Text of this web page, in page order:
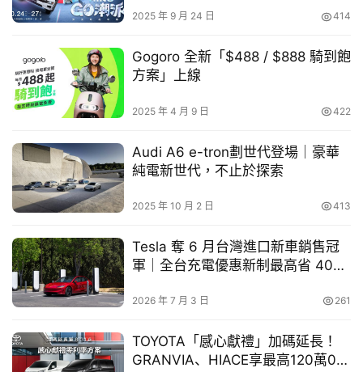
車
忙
跨
玩
C
A
R
5成。
工具，抵達中南部後，以共享車或門市租車，銜接「最後一
哩路」返家或進行深度旅遊，這種「長途大眾運輸、短途自
駕」的組合，反映出民眾出行策略的改變。無論何種用車情
車型、多元租還方案的優勢，能符合民眾在春節期間各種舒
適移動的需求。
另外，今年春節期間「機場接送」服務預約需求亦有驚人成
長。「和運租車」專車接送在春節期間預約數，較去年同期
大幅增長4成。其中，桃園國際機場的接送需求，仍占整體
預約的9成，預約車型則以適合家庭與團體出遊的廂型車為
主。這顯示在長達 9 天的連假中，國人出國旅遊熱度不
減，對高品質、大空間的專業接送服務依賴度持續提升。
2025 年 9 月 24 日 414
Gogoro 全新「$488 / $888 騎到飽
方案」上線
2025 年 4 月 9 日 422
Audi A6 e-tron劃世代登場｜豪華
純電新世代，不止於探索
2025 年 10 月 2 日 413
Tesla 奪 6 月台灣進口新車銷售冠
軍｜全台充電優惠新制最高省 40%
2026 年 7 月 3 日 261
TOYOTA「感心獻禮」加碼延長！
GRANVIA、HIACE享最高120萬0利